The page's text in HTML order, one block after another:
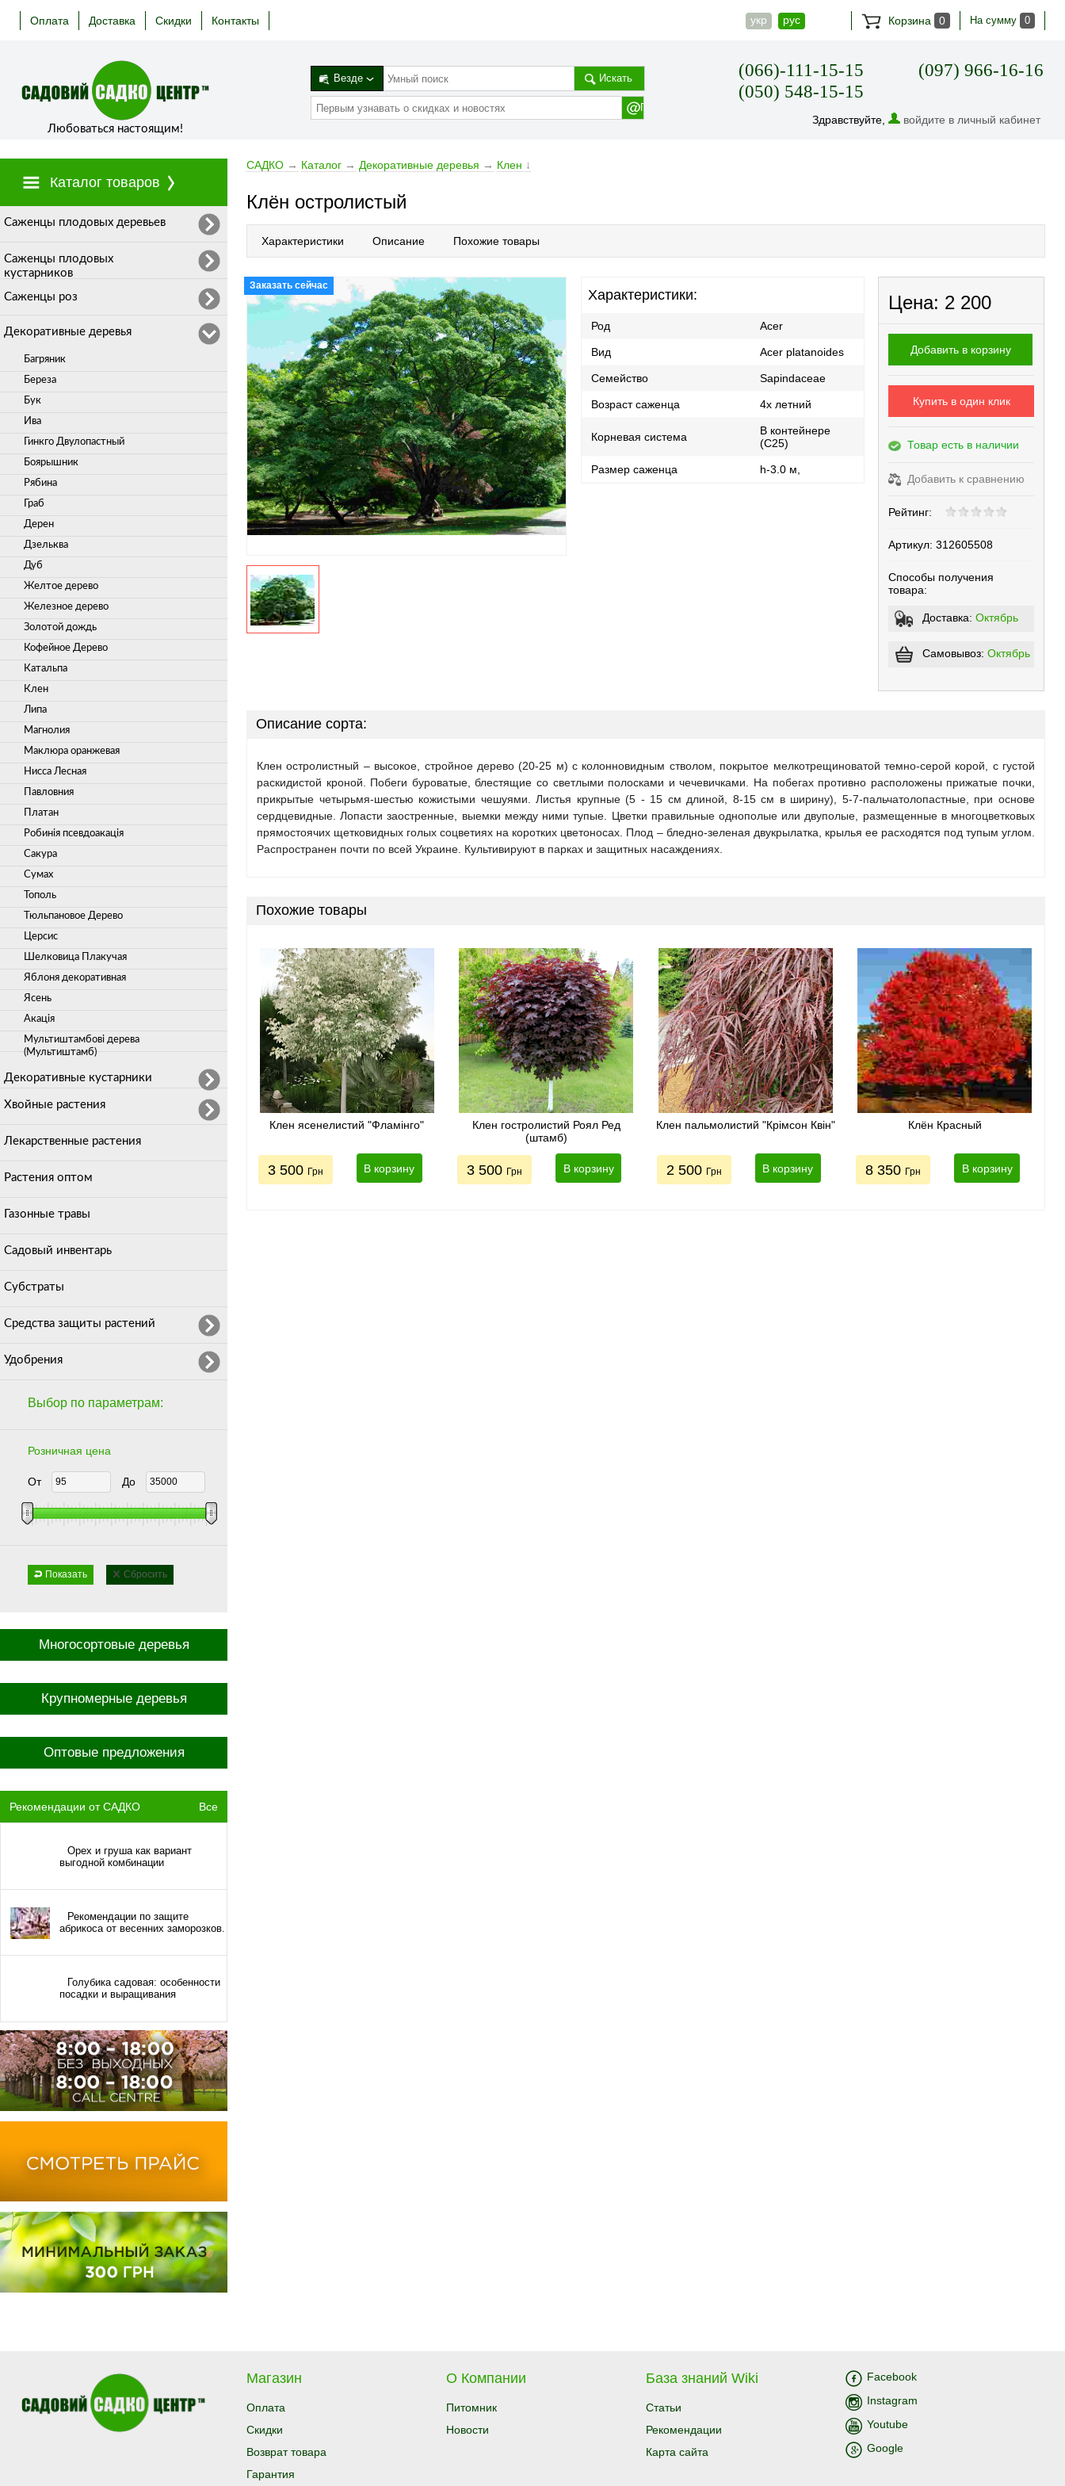
Оплата Доставка Скидки Контакты укр рус Корзина 0 На сумму 0
Любоваться настоящим!
Везде Искать
(066)-111-15-15
(050) 548-15-15
(097) 966-16-16
Здравствуйте, войдите в личный кабинет
Каталог товаров
Cаженцы плодовых деревьев
Саженцы плодовых
кустарников
Саженцы роз
Декоративные деревья
Багряник
Береза
Бук
Ива
Гинкго Двулопастный
Боярышник
Рябина
Граб
Дерен
Дзельква
Дуб
Желтое дерево
Железное дерево
Золотой дождь
Кофейное Дерево
Катальпа
Клен
Липа
Магнолия
Маклюра оранжевая
Нисса Лесная
Павловния
Платан
Робинія псевдоакація
Сакура
Сумах
Тополь
Тюльпановое Дерево
Церсис
Шелковица Плакучая
Яблоня декоративная
Ясень
Акація
Мультиштамбові дерева
(Мультиштамб)
Декоративные кустарники
Хвойные растения
Лекарственные растения
Растения оптом
Газонные травы
Садовый инвентарь
Субстраты
Средства защиты растений
Удобрения
Многосортовые деревья
Крупномерные деревья
Оптовые предложения
Рекомендации от САДКО Все
Орех и груша как вариант
выгодной комбинации
Рекомендации по защите
абрикоса от весенних заморозков.
Голубика садовая: особенности
посадки и выращивания
Выбор по параметрам:
Розничная цена
От До
Показать Сбросить
САДКО → Каталог → Декоративные деревья → Клен ↓
Клён остролистый
Характеристики Описание Похожие товары
Заказать сейчас
Характеристики:
Род Acer
Вид Acer platanoides
Семейство Sapindaceae
Возраст саженца 4х летний
Корневая система
В контейнере
(С25)
Размер саженца h-3.0 м,
Цена: 2 200
Добавить в корзину
Купить в один клик
Товар есть в наличии
Добавить к сравнению
Рейтинг:
Артикул: 312605508
Способы получения
товара:
Доставка: Октябрь
Самовывоз: Октябрь
Описание сорта:
Клен остролистный – высокое, стройное дерево (20-25 м) с колонновидным стволом, покрытое мелкотрещиноватой темно-серой корой, с густой
раскидистой кроной. Побеги буроватые, блестящие со светлыми полосками и чечевичками. На побегах противно расположены прижатые почки,
прикрытые четырьмя-шестью кожистыми чешуями. Листья крупные (5 - 15 см длиной, 8-15 см в ширину), 5-7-пальчатолопастные, при основе
сердцевидные. Лопасти заостренные, выемки между ними тупые. Цветки правильные однополые или двуполые, размещенные в многоцветковых
прямостоячих щетковидных голых соцветиях на коротких цветоносах. Плод – бледно-зеленая двукрылатка, крылья ее расходятся под тупым углом.
Распространен почти по всей Украине. Культивируют в парках и защитных насаждениях.
Похожие товары
Клен ясенелистий "Фламінго"
3 500 Грн В корзину
Клен гостролистий Роял Ред
(штамб)
3 500 Грн В корзину
Клен пальмолистий "Крімсон Квін"
2 500 Грн В корзину
Клён Красный
8 350 Грн В корзину
Магазин
Оплата
Скидки
Возврат товара
Гарантия
О Компании
Питомник
Новости
База знаний Wiki
Статьи
Рекомендации
Карта сайта
Facebook
Instagram
Youtube
Google